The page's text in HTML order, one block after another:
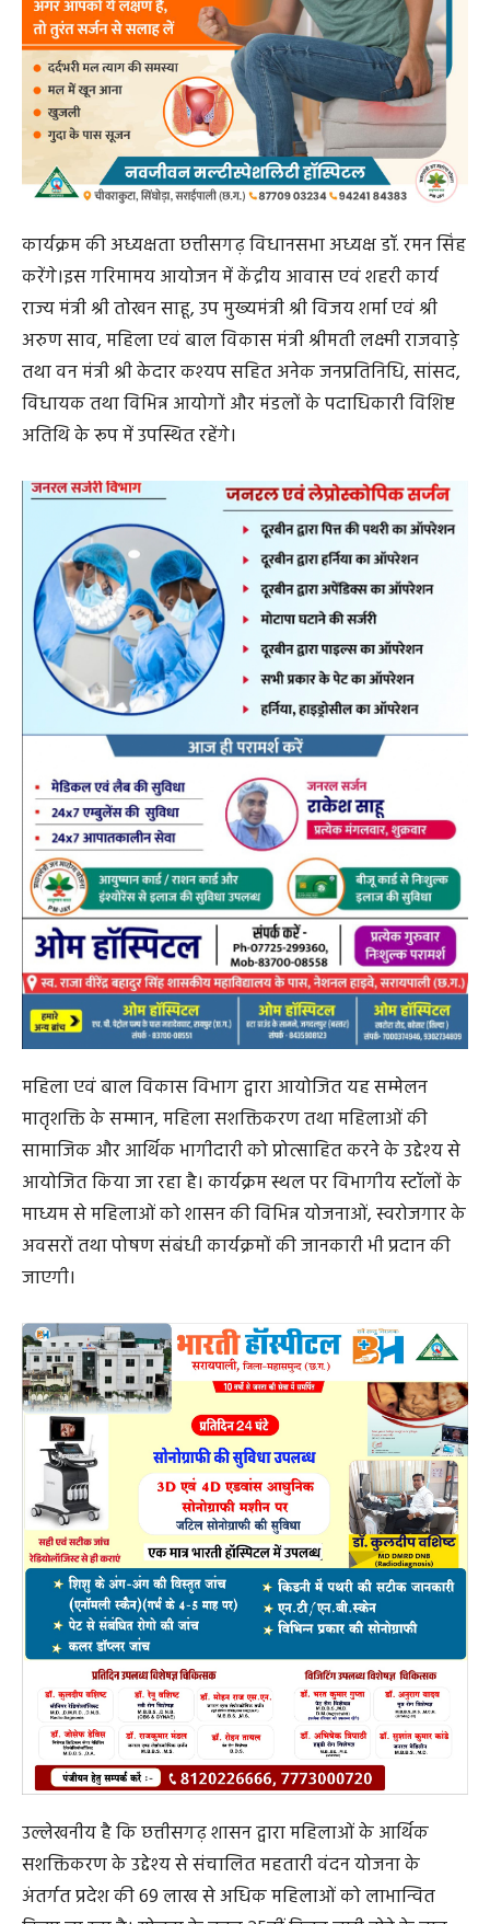
कार्यक्रम की अध्यक्षता छत्तीसगढ़ विधानसभा अध्यक्ष डॉ. रमन सिंह
करेंगे।इस गरिमामय आयोजन में केंद्रीय आवास एवं शहरी कार्य
राज्य मंत्री श्री तोखन साहू, उप मुख्यमंत्री श्री विजय शर्मा एवं श्री
अरुण साव, महिला एवं बाल विकास मंत्री श्रीमती लक्ष्मी राजवाड़े
तथा वन मंत्री श्री केदार कश्यप सहित अनेक जनप्रतिनिधि, सांसद,
विधायक तथा विभिन्न आयोगों और मंडलों के पदाधिकारी विशिष्ट
अतिथि के रूप में उपस्थित रहेंगे।
महिला एवं बाल विकास विभाग द्वारा आयोजित यह सम्मेलन
मातृशक्ति के सम्मान, महिला सशक्तिकरण तथा महिलाओं की
सामाजिक और आर्थिक भागीदारी को प्रोत्साहित करने के उद्देश्य से
आयोजित किया जा रहा है। कार्यक्रम स्थल पर विभागीय स्टॉलों के
माध्यम से महिलाओं को शासन की विभिन्न योजनाओं, स्वरोजगार के
अवसरों तथा पोषण संबंधी कार्यक्रमों की जानकारी भी प्रदान की
जाएगी।
उल्लेखनीय है कि छत्तीसगढ़ शासन द्वारा महिलाओं के आर्थिक